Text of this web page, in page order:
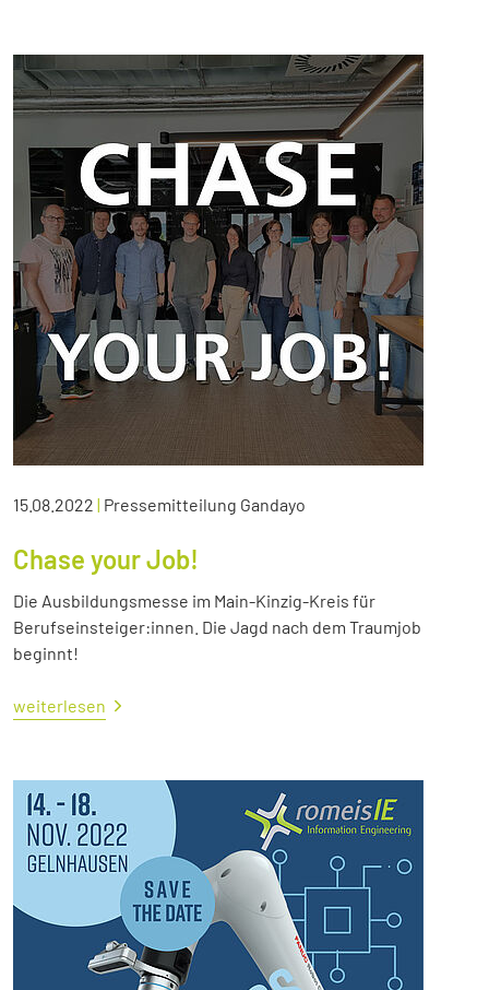
15.08.2022 | Pressemitteilung Gandayo
Chase your Job!
Die Ausbildungsmesse im Main-Kinzig-Kreis für
Berufseinsteiger:innen. Die Jagd nach dem Traumjob
beginnt!
weiterlesen